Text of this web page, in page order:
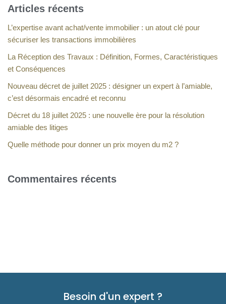
Articles récents
L’expertise avant achat/vente immobilier : un atout clé pour
sécuriser les transactions immobilières
La Réception des Travaux : Définition, Formes, Caractéristiques
et Conséquences
Nouveau décret de juillet 2025 : désigner un expert à l’amiable,
c’est désormais encadré et reconnu
Décret du 18 juillet 2025 : une nouvelle ère pour la résolution
amiable des litiges
Quelle méthode pour donner un prix moyen du m2 ?
Commentaires récents
Besoin d'un expert ?